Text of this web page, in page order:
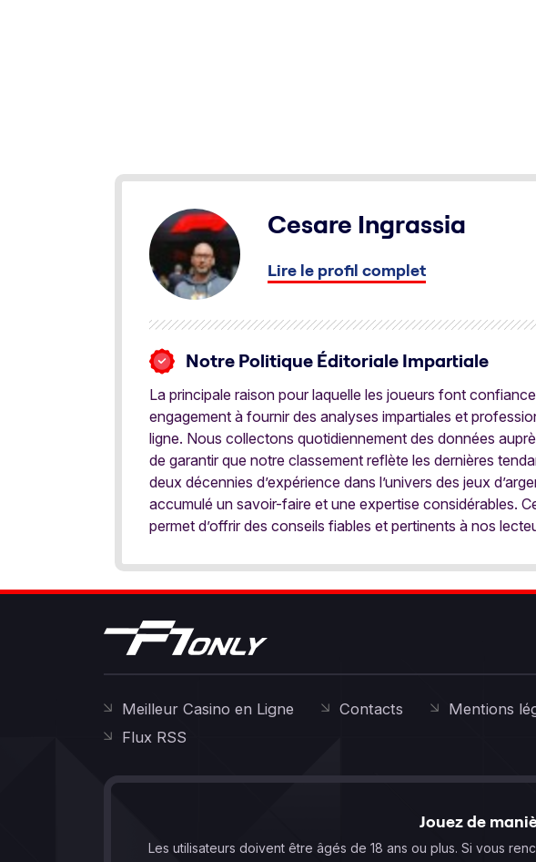
Cesare Ingrassia
Lire le profil complet
Notre Politique Éditoriale Impartiale
La principale raison pour laquelle les joueurs font
engagement à fournir des analyses impartiales et
ligne. Nous collectons quotidiennement des données
de garantir que notre classement reflète les dernières
deux décennies d’expérience dans l’univers des jeux
accumulé un savoir-faire et une expertise considérables.
permet d’offrir des conseils fiables et pertinents à nos
Meilleur Casino en Ligne Contacts Mentions
Flux RSS
Jouez de
Les utilisateurs doivent être âgés de 18 ans ou plus. Si vous